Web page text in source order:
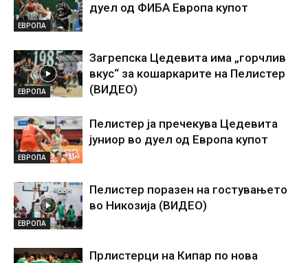
ЕВРОПА
дуел од ФИБА Европа купот
ЕВРОПА
Загрепска Цедевита има „горчлив
вкус“ за кошаркарите на Пелистер
(ВИДЕО)
ЕВРОПА
Пелистер ја пречекува Цедевита
јуниор во дуел од Европа купот
ЕВРОПА
Пелистер поразен на гостувањето
во Никозија (ВИДЕО)
Прлистерци на Кипар по нова